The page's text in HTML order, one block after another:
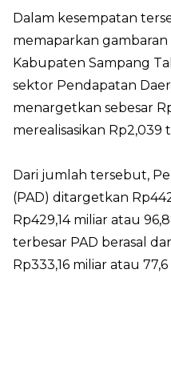
Dalam kesempatan
memaparkan
Kabupaten Sampang
sektor Pendapatan
menargetkan sebesar
merealisasikan Rp2,039
Dari jumlah tersebut,
(PAD) ditargetkan
Rp429,14 miliar atau
terbesar PAD berasal
Rp333,16 miliar atau